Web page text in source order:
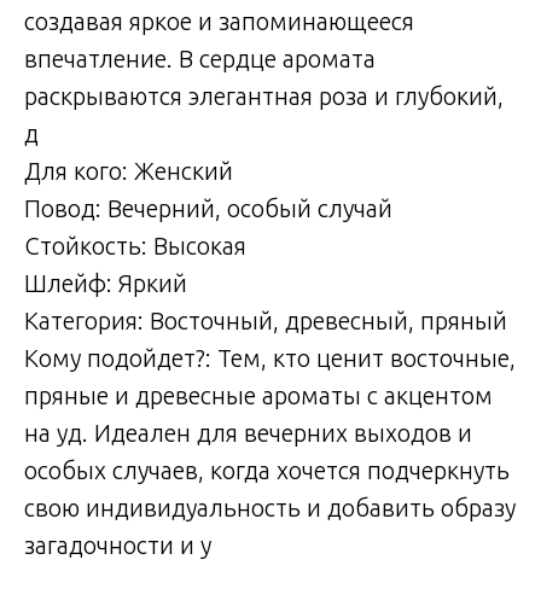
создавая яркое и запоминающееся
впечатление. В сердце аромата
раскрываются элегантная роза и глубокий,
д
Для кого: Женский
Повод: Вечерний, особый случай
Стойкость: Высокая
Шлейф: Яркий
Категория: Восточный, древесный, пряный
Кому подойдет?: Тем, кто ценит восточные,
пряные и древесные ароматы с акцентом
на уд. Идеален для вечерних выходов и
особых случаев, когда хочется подчеркнуть
свою индивидуальность и добавить образу
загадочности и у